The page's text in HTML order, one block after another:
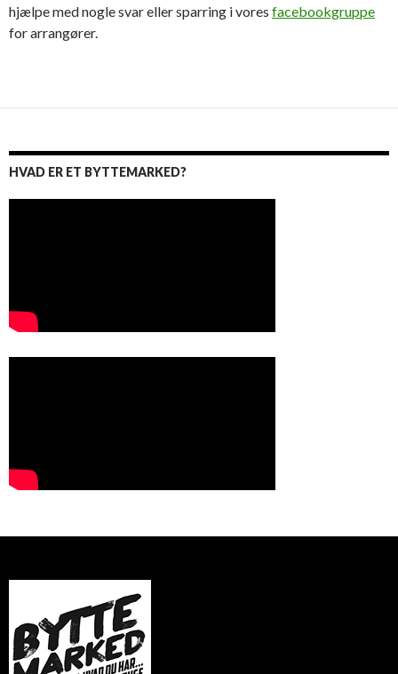
hjælpe med nogle svar eller sparring i vores facebookgruppe
for arrangører.
HVAD ER ET BYTTEMARKED?